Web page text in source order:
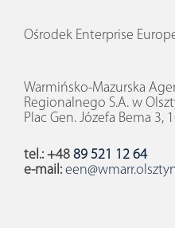
Ośrodek Enterprise
Warmińsko-Mazurska
Regionalnego S.A. w
Plac Gen. Józefa Bema 3,
tel.: +48 89 521 12 64
e-mail: